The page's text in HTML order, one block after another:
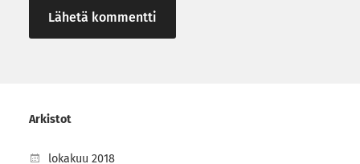
Arkistot
lokakuu 2018